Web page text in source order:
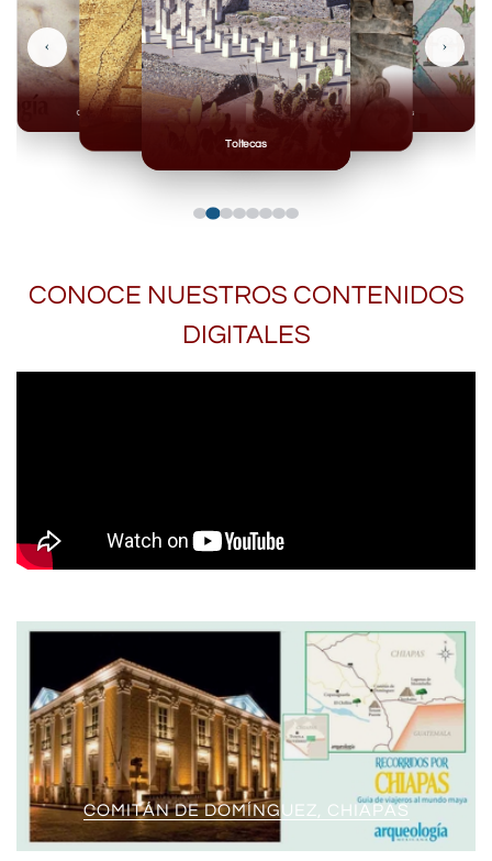
Toltecas
Mexicas
Olmecas
‹ ›
CONOCE NUESTROS CONTENIDOS
DIGITALES
COMITÁN DE DOMÍNGUEZ, CHIAPAS